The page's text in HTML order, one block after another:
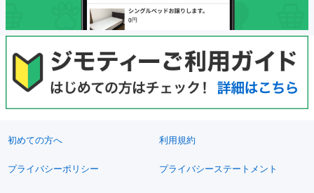
初めての方へ 利用規約
プライバシーポリシー プライバシーステートメント